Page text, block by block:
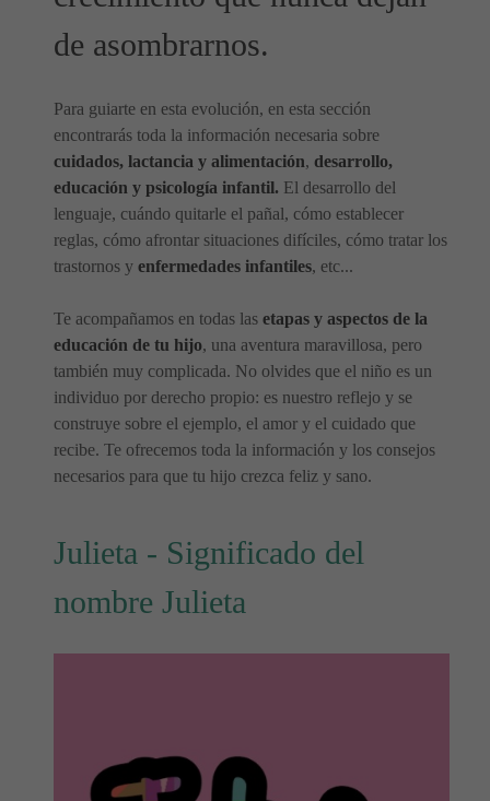
de asombrarnos.
Para guiarte en esta evolución, en esta sección
encontrarás toda la información necesaria sobre
cuidados, lactancia y alimentación, desarrollo,
educación y psicología infantil. El desarrollo del
lenguaje, cuándo quitarle el pañal, cómo establecer
reglas, cómo afrontar situaciones difíciles, cómo tratar los
trastornos y enfermedades infantiles, etc...
Te acompañamos en todas las etapas y aspectos de la
educación de tu hijo, una aventura maravillosa, pero
también muy complicada. No olvides que el niño es un
individuo por derecho propio: es nuestro reflejo y se
construye sobre el ejemplo, el amor y el cuidado que
recibe. Te ofrecemos toda la información y los consejos
necesarios para que tu hijo crezca feliz y sano.
Julieta - Significado del
nombre Julieta